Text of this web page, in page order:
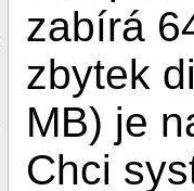
zabírá
zbytek
MB) je
Chci